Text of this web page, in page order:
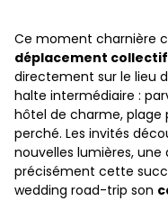
Ce moment charnière
déplacement collectif
directement sur le lieu
halte intermédiaire :
hôtel de charme, plage
perché. Les invités
nouvelles lumières, une
précisément cette
wedding road-trip son